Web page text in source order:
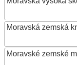
Moravská zemská
Moravské zemské